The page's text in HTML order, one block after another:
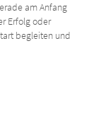
am Anfang
Erfolg oder
begleiten und